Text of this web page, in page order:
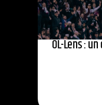
OL-Lens :